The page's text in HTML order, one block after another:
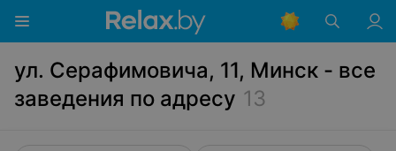
ул. Серафимовича, 11, Минск - все
заведения по адресу 13